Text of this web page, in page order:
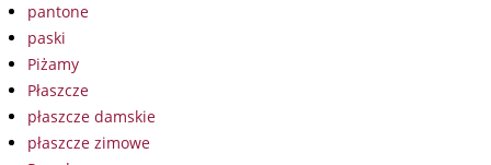
pantone
paski
Piżamy
Płaszcze
płaszcze damskie
płaszcze zimowe